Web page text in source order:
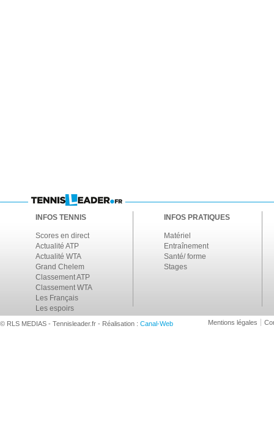
INFOS TENNIS
Scores en direct
Actualité ATP
Actualité WTA
Grand Chelem
Classement ATP
Classement WTA
Les Français
Les espoirs
INFOS PRATIQUES
Matériel
Entraînement
Santé/ forme
Stages
© RLS MEDIAS - Tennisleader.fr - Réalisation : Canal-Web Mentions légales